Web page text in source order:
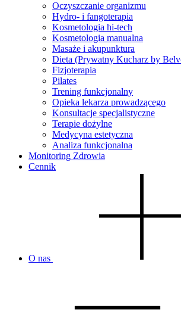
Oczyszczanie organizmu
Hydro- i fangoterapia
Kosmetologia hi-tech
Kosmetologia manualna
Masaże i akupunktura
Dieta (Prywatny Kucharz by
Fizjoterapia
Pilates
Trening funkcjonalny
Opieka lekarza prowadzącego
Konsultacje specjalistyczne
Terapie dożylne
Medycyna estetyczna
Analiza funkcjonalna
Monitoring Zdrowia
Cennik
O nas